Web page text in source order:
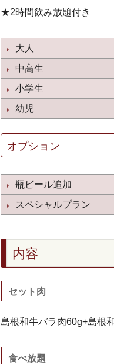
★2時間飲み放題付き
大人
中高生
小学生
幼児
オプション
瓶ビール追加
スペシャルプラン
内容
セット肉
島根和牛バラ肉60g+島根
食べ放題